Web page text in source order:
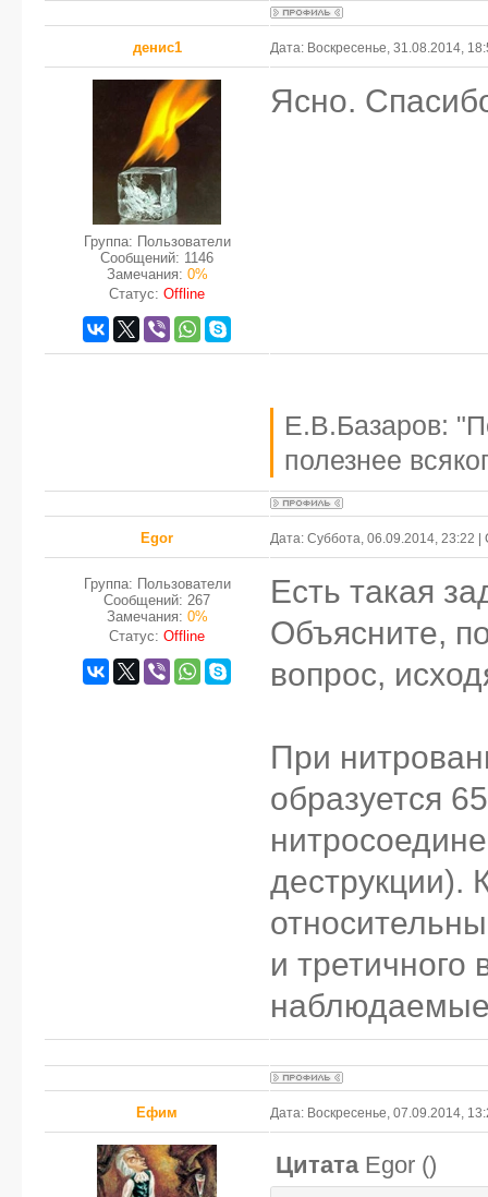
денис1 Дата: Воскресенье, 31.08.2014,
Группа: Пользователи
Сообщений: 1146
Замечания: 0%
Статус: Offline
Ясно.
Е.В.Базаров:
полезнее
Egor Дата: Суббота, 06.09.2014, 23:22
Группа: Пользователи
Сообщений: 267
Замечания: 0%
Статус: Offline
Есть такая
Объясните,
вопрос,
При
образуется
деструкции).
и
наблюдаемые
Ефим Дата: Воскресенье, 07.09.2014,
Цитата Egor ()